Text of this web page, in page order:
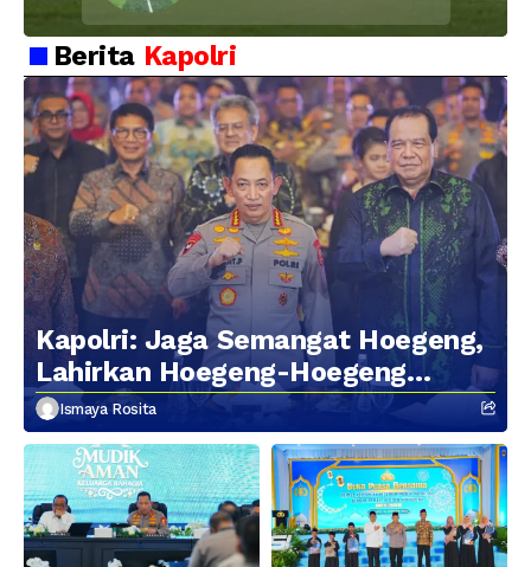
Kebersamaan Personel
Berita Kapolri
Kapolri: Jaga Semangat Hoegeng,
Lahirkan Hoegeng-Hoegeng
Berikutnya
Ismaya Rosita